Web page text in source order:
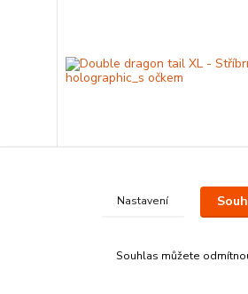
Double dragon tail XL - Stříbrný
ks
Nastavení
Souhlas můžete